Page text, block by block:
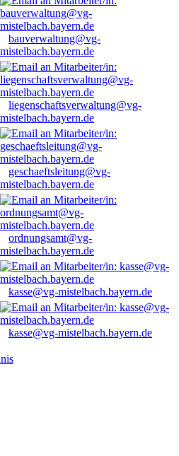
bauverwaltung@vg-
mistelbach.bayern.de
liegenschaftsverwaltung@vg-
mistelbach.bayern.de
geschaeftsleitung@vg-
mistelbach.bayern.de
ordnungsamt@vg-
mistelbach.bayern.de
kasse@vg-mistelbach.bayern.de
kasse@vg-mistelbach.bayern.de